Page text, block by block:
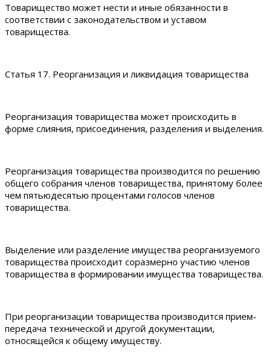
Товарищество может нести и иные обязанности в
соответствии с законодательством и уставом
товарищества.
Статья 17. Реорганизация и ликвидация товарищества
Реорганизация товарищества может происходить в
форме слияния, присоединения, разделения и выделения.
Реорганизация товарищества производится по решению
общего собрания членов товарищества, принятому более
чем пятьюдесятью процентами голосов членов
товарищества.
Выделение или разделение имущества реорганизуемого
товарищества происходит соразмерно участию членов
товарищества в формировании имущества товарищества.
При реорганизации товарищества производится прием-
передача технической и другой документации,
относящейся к общему имуществу.